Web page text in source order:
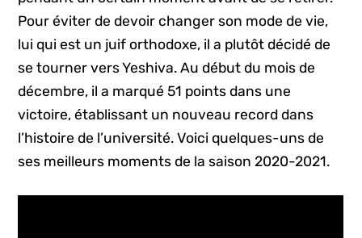
Pour éviter de devoir changer son mode de vie,
lui qui est un juif orthodoxe, il a plutôt décidé de
se tourner vers Yeshiva. Au début du mois de
décembre, il a marqué 51 points dans une
victoire, établissant un nouveau record dans
l’histoire de l’université. Voici quelques-uns de
ses meilleurs moments de la saison 2020-2021.